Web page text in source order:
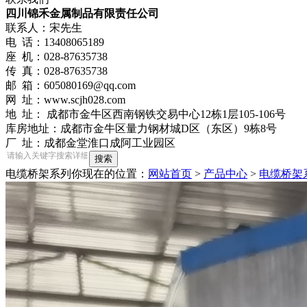
四川锦禾金属制品有限责任公司
联系人：宋先生
电 话：13408065189
座 机：028-87635738
传 真：028-87635738
邮 箱：605080169@qq.com
网 址：www.scjh028.com
地 址： 成都市金牛区西南钢铁交易中心12栋1层105-106号
库房地址：成都市金牛区量力钢材城D区（东区）9栋8号
厂 址：成都金堂淮口成阿工业园区
电缆桥架系列 你现在的位置： 网站首页 > 产品中心 > 电缆桥架